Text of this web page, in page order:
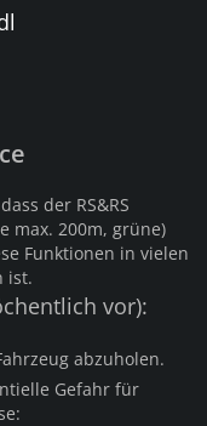
der RS&RS
max. 200m, grüne)
Funktionen in vielen
ist.
vor):
abzuholen.
Gefahr für